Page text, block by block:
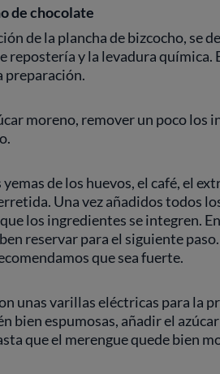
de chocolate
de la plancha de bizcocho, se
repostería y la levadura química.
preparación.
moreno, remover un poco los
de los huevos, el café, el
Una vez añadidos todos
los ingredientes se integren.
reservar para el siguiente
que sea fuerte.
unas varillas eléctricas para la
bien espumosas, añadir el
que el merengue quede bien